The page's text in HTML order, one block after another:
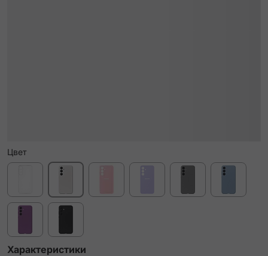
Цвет
Характеристики